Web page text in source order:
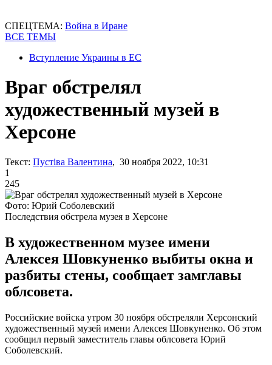
СПЕЦТЕМА: Война в Иране
ВСЕ ТЕМЫ
Вступление Украины в ЕС
Враг обстрелял
художественный музей в
Херсоне
Текст: Пустіва Валентина, 30 ноября 2022, 10:31
1
245
Фото: Юрий Соболевский
Последствия обстрела музея в Херсоне
В художественном музее имени
Алексея Шовкуненко выбиты окна и
разбиты стены, сообщает замглавы
облсовета.
Российские войска утром 30 ноября обстреляли Херсонский
художественный музей имени Алексея Шовкуненко. Об этом
сообщил первый заместитель главы облсовета Юрий
Соболевский.